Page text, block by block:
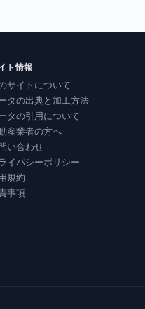
ト情報
サイトについて
タの出典と加工方法
タの引用について
産業者の方へ
い合わせ
イバシーポリシー
規約
事項